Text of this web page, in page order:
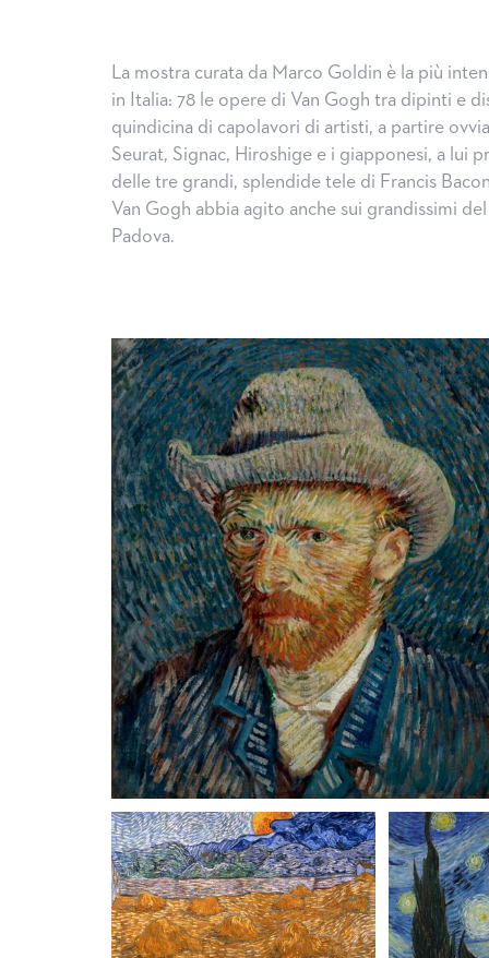
La mostra curata da Marco Goldin è la più
in Italia: 78 le opere di Van Gogh tra dipinti e
quindicina di capolavori di artisti, a partire
Seurat, Signac, Hiroshige e i giapponesi, a lui
delle tre grandi, splendide tele di Francis
Van Gogh abbia agito anche sui grandissimi
Padova.